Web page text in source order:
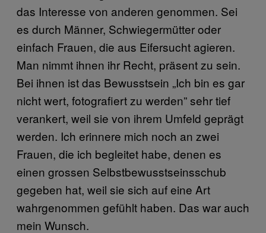
das Interesse von anderen genommen. Sei
es durch Männer, Schwiegermütter oder
einfach Frauen, die aus Eifersucht agieren.
Man nimmt ihnen ihr Recht, präsent zu sein.
Bei ihnen ist das Bewusstsein „Ich bin es gar
nicht wert, fotografiert zu werden” sehr tief
verankert, weil sie von ihrem Umfeld geprägt
werden. Ich erinnere mich noch an zwei
Frauen, die ich begleitet habe, denen es
einen grossen Selbstbewusstseinsschub
gegeben hat, weil sie sich auf eine Art
wahrgenommen gefühlt haben. Das war auch
mein Wunsch.